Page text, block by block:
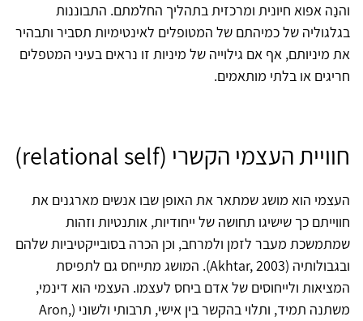
והנַה אפוא חיונית ומרכזית בתהליך החלמתם. התבוננות
בגלגוליה של כמיהתם של המטופלים לאינטימיות תסביר ותבהיר
את מיניותם, אף אם גילוייה של מיניות זו נראים בעיני המטפלים
חריגים או בלתי מותאמים.
חוויית העצמי הקשרי (relational self)
העצמי הוא מושג שמתאר את האופן שבו אנשים מארגנים את
חווייתם כך שישיגו תחושה של ייחודיות, אותנטיות וזהות
שמתמשכת מעבר לזמן ולמרחב, וכן הכרה בסובייקטיביות שלהם
ובגבולותיה (Akhtar, 2003). המושג מתייחס גם לתפיסת
המציאות ולייחוסים של אדם ביחס לעצמו. העצמי הוא דינמי,
משתנה תמיד, ותלוי בהקשר בין אישי, תרבותי ולשוני (Aron,